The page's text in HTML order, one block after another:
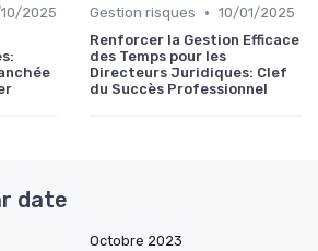
2025
Gestion risques • 10/01/2025
Renforcer la Gestion Efficace
des Temps pour les
Directeurs Juridiques: Clef
du Succès Professionnel
date
Octobre 2023